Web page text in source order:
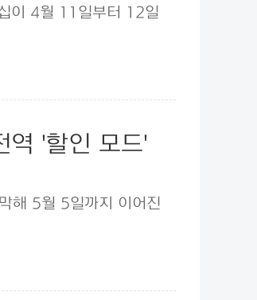
이 4월 11일부터 12일
역 '할인 모드'
해 5월 5일까지 이어진